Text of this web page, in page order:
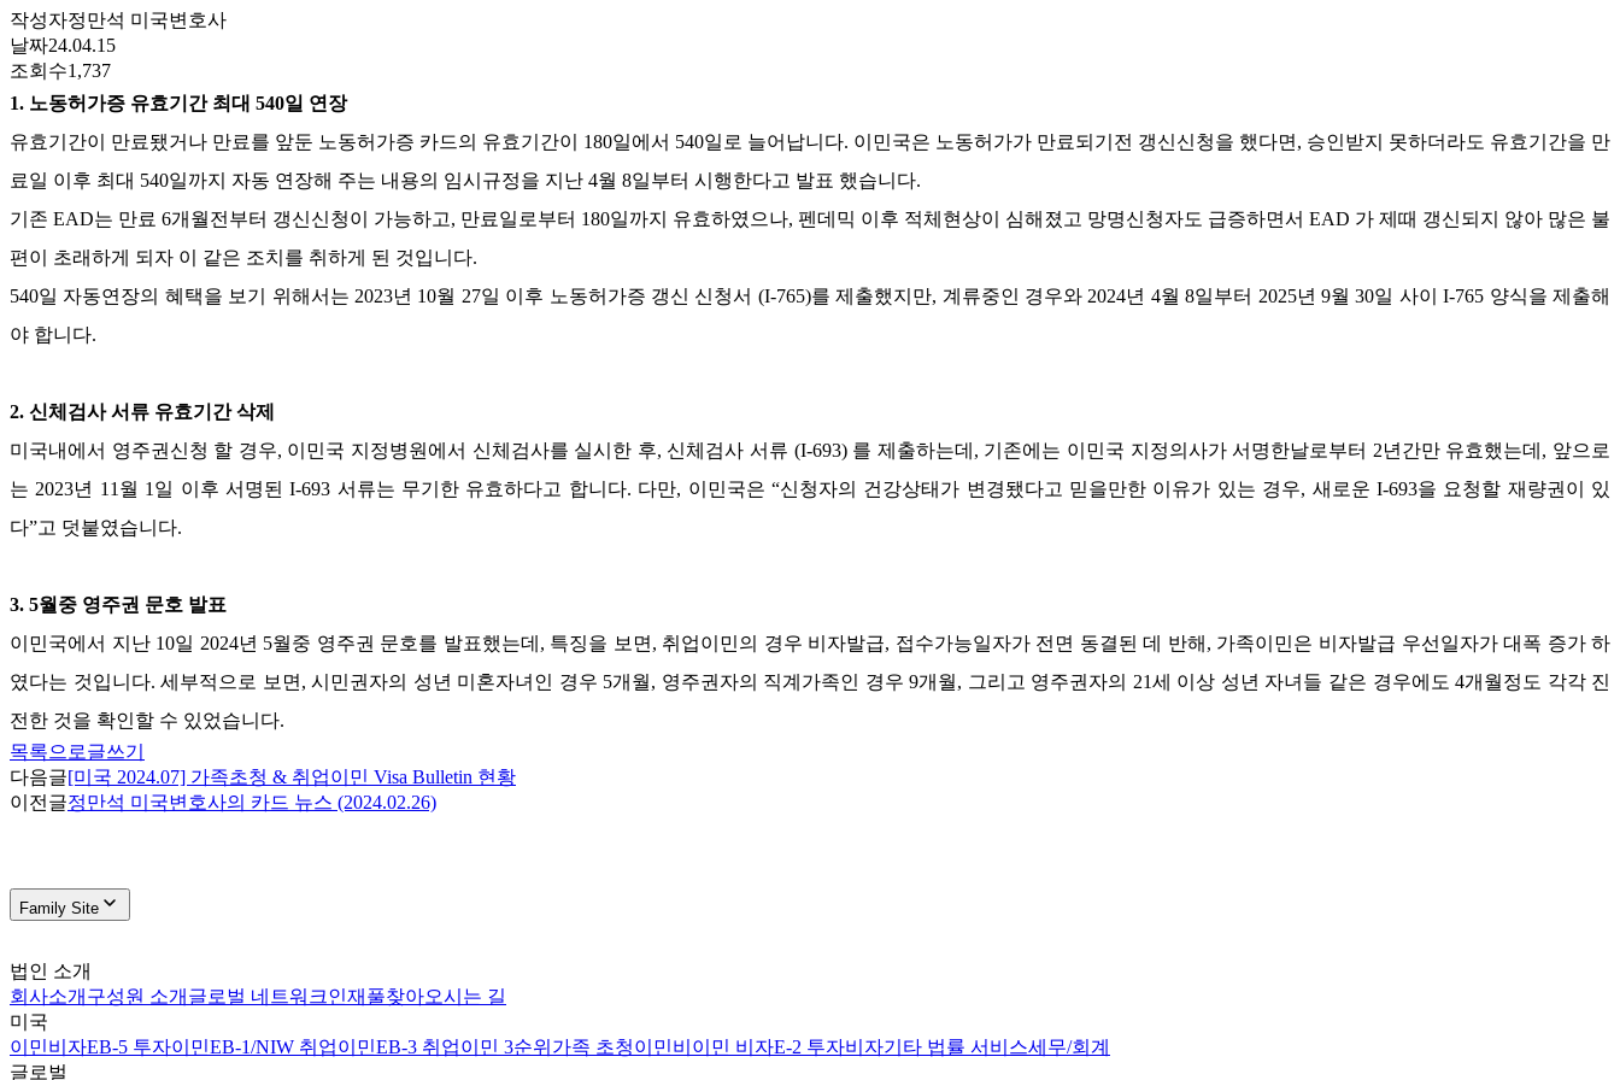
작성자정만석 미국변호사
날짜24.04.15
조회수1,737
1. 노동허가증 유효기간 최대 540일 연장
유효기간이 만료됐거나 만료를 앞둔 노동허가증 카드의 유효기간이 180일에서 540일로 늘어납니다. 이민국은 노동허가가 만료되기전 갱신신청을 했다면 , 승인받지 못하더라도 유효기간을 만
료일 이후 최대 540일까지 자동 연장해 주는 내용의 임시규정을 지난 4월 8일부터 시행한다고 발표 했습니다.
기존 EAD는 만료 6개월전부터 갱신신청이 가능하고, 만료일로부터 180일까지 유효하였으나, 펜데믹 이후 적체현상이 심해졌고 망명신청자도 급증하면서 EAD 가 제때 갱신되지 않아 많은 불
편이 초래하게 되자 이 같은 조치를 취하게 된 것입니다.
540일 자동연장의 혜택을 보기 위해서는 2023년 10월 27일 이후 노동허가증 갱신 신청서 (I-765)를 제출했지만, 계류중인 경우와 2024년 4월8일부터 2025년9월30일 사이I-765 양식을 제출해
야 합니다.
2. 신체검사 서류 유효기간 삭제
미국내에서 영주권신청 할 경우, 이민국 지정병원에서 신체검사를 실시한 후, 신체검사 서류 (I-693) 를 제출하는데 , 기존에는 이민국 지정의사가 서명한날로부터 2년간만 유효했는데 , 앞으로
는 2023년 11 월 1 일 이후 서명된I-693 서류는 무기한 유효하다고 합니다. 다만, 이민국은 “신청자의 건강상태가 변경됐다고 믿을만한 이유가 있는 경우, 새로운 I-693을 요청할 재량권이 있
다”고 덧붙였습니다.
3. 5월중 영주권 문호 발표
이민국에서 지난 10일 2024년 5월중 영주권 문호를 발표했는데 , 특징을 보면 , 취업이민의 경우 비자발급, 접수가능일자가 전면 동결된 데 반해 , 가족이민은 비자발급 우선일자가 대폭 증가 하
였다는 것입니다.세부적으로 보면 ,시민권자의 성년 미혼자녀인 경우 5개월, 영주권자의 직계가족인 경우9개월, 그리고 영주권자의 21세 이상 성년 자녀들 같은 경우에도4개월정도 각각 진
전한 것을 확인할 수 있었습니다.
목록으로글쓰기
다음글[미국 2024.07] 가족초청 & 취업이민 Visa Bulletin 현황
이전글정만석 미국변호사의 카드 뉴스 (2024.02.26)
Family Site
법인 소개
회사소개 구성원 소개 글로벌 네트워크인재풀찾아오시는 길
미국
이민비자EB-5 투자이민EB-1/NIW 취업이민EB-3 취업이민 3순위 가족 초청이민비이민 비자E-2 투자비자기타 법률 서비스세무/회계
글로벌